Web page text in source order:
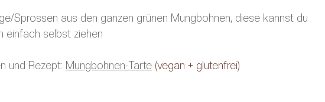
Sprossen aus den ganzen grünen Mungbohnen, diese kannst du
einfach selbst ziehen
und Rezept: Mungbohnen-Tarte (vegan + glutenfrei)